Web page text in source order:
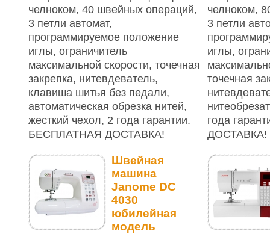
челноком, 40 швейных операций,
3 петли автомат,
программируемое положение
иглы, ограничитель
максимальной скорости, точечная
закрепка, нитевдеватель,
клавиша шитья без педали,
автоматическая обрезка нитей,
жесткий чехол, 2 года гарантии.
БЕСПЛАТНАЯ ДОСТАВКА!
челноком,
3 петли
иглы,
точечная
года
ДОСТАВКА!
Швейная
машина
Janome DC
4030
юбилейная
модель